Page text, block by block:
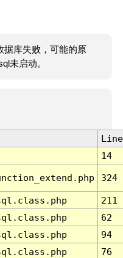
据库失败，可能的原
未启动。
Line
14
324
211
62
94
76